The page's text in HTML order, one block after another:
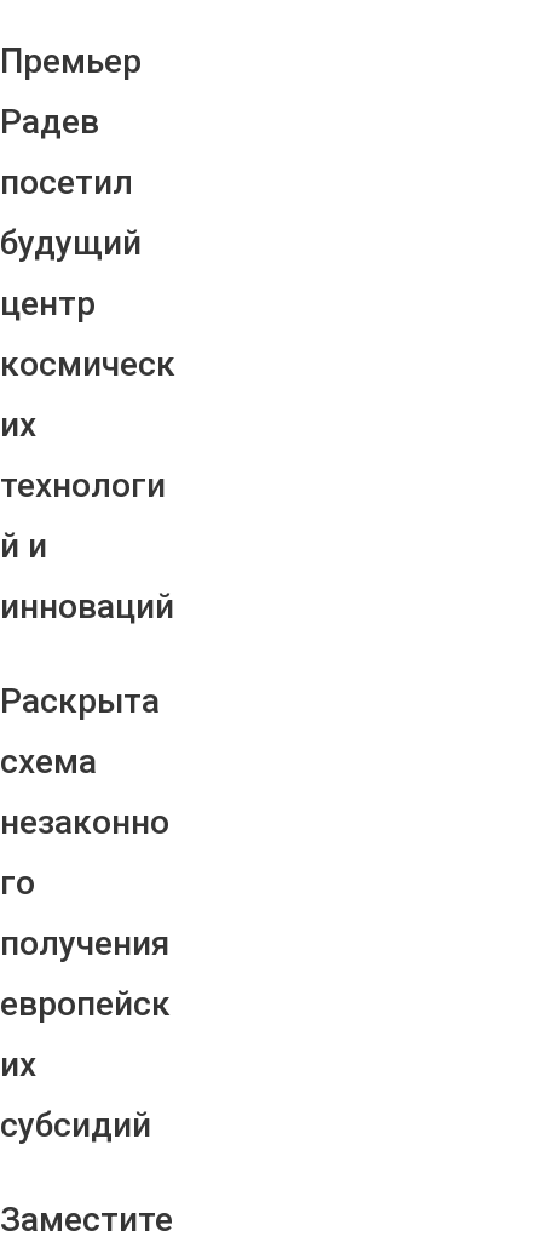
Премьер
Радев
посетил
будущий
центр
космическ
их
технологи
й и
инноваций
Раскрыта
схема
незаконно
го
получения
европейск
их
субсидий
Заместите